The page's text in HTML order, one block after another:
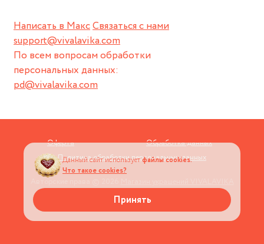
Написать в МаксСвязаться с нами
support@vivalavika.com
По всем вопросам обработки
персональных данных:
pd@vivalavika.com
Оферта
Обработка данных
Политика обработки персональных данных
Данный сайт используетфайлы cookies.
Что такое cookies?
Принять